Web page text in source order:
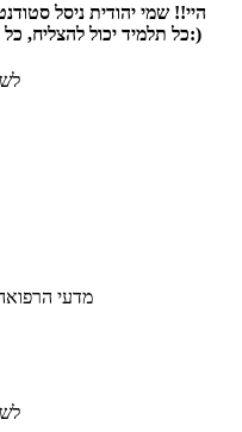
היי!! שמי יהודית ניסל
כל תלמיד יכול להצליח, כל מה שצריך זה השקעה ואנרגיות חיוביות:)
מדעי